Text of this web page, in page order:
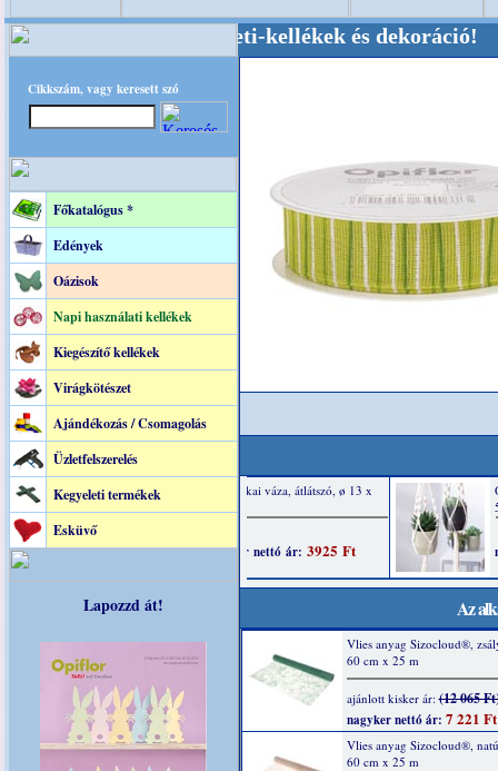
Cikkszám, vagy keresett szó
Főkatalógus *
Edények
Oázisok
Napi használati kellékek
Kiegészítő kellékek
Virágkötészet
Ajándékozás / Csomagolás
Üzletfelszerelés
Kegyeleti termékek
Esküvő
Lapozzd át!
, Kegyeleti-kellékek és dekoráció!
Az
Vlies anyag Sizocloud®,
60 cm x 25 m
ajánlott kisker ár:(12 065
nagyker nettó ár: 7 221 Ft
Vlies anyag Sizocloud®,
60 cm x 25 m